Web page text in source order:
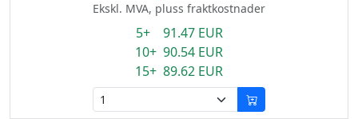
Ekskl. MVA, pluss fraktkostnader
5+ 91.47 EUR
10+ 90.54 EUR
15+ 89.62 EUR